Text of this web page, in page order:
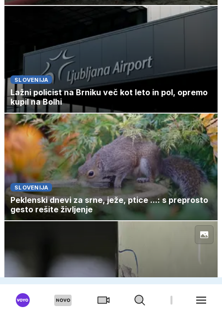
SLOVENIJA
Lažni policist na Brniku več kot leto in pol, opremo
kupil na Bolhi
SLOVENIJA
Peklenski dnevi za srne, ježe, ptice ...: s preprosto
gesto rešite življenje
TUJINA
Ustrelil stara starša, nato še pet učiteljev, 30